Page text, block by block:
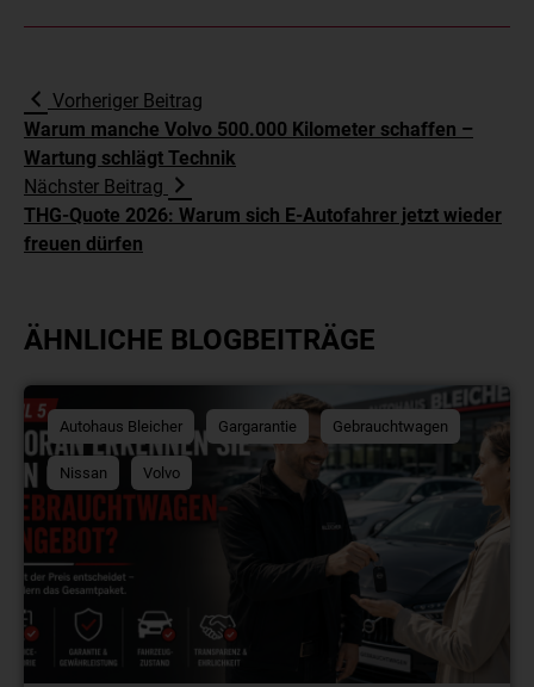
Vorheriger Beitrag
Warum manche Volvo 500.000 Kilometer schaffen –
Wartung schlägt Technik
Nächster Beitrag
THG-Quote 2026: Warum sich E-Autofahrer jetzt wieder
freuen dürfen
ÄHNLICHE BLOGBEITRÄGE
Autohaus Bleicher Gargarantie Gebrauchtwagen
Nissan Volvo